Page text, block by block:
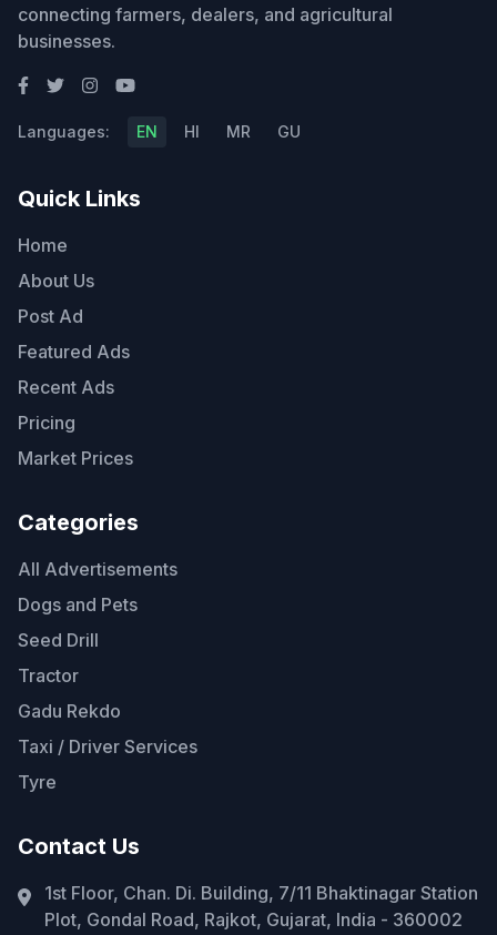
connecting farmers, dealers, and agricultural
businesses.
Languages: EN HI MR GU
Quick Links
Home
About Us
Post Ad
Featured Ads
Recent Ads
Pricing
Market Prices
Categories
All Advertisements
Dogs and Pets
Seed Drill
Tractor
Gadu Rekdo
Taxi / Driver Services
Tyre
Contact Us
1st Floor, Chan. Di. Building, 7/11 Bhaktinagar Station
Plot, Gondal Road, Rajkot, Gujarat, India - 360002